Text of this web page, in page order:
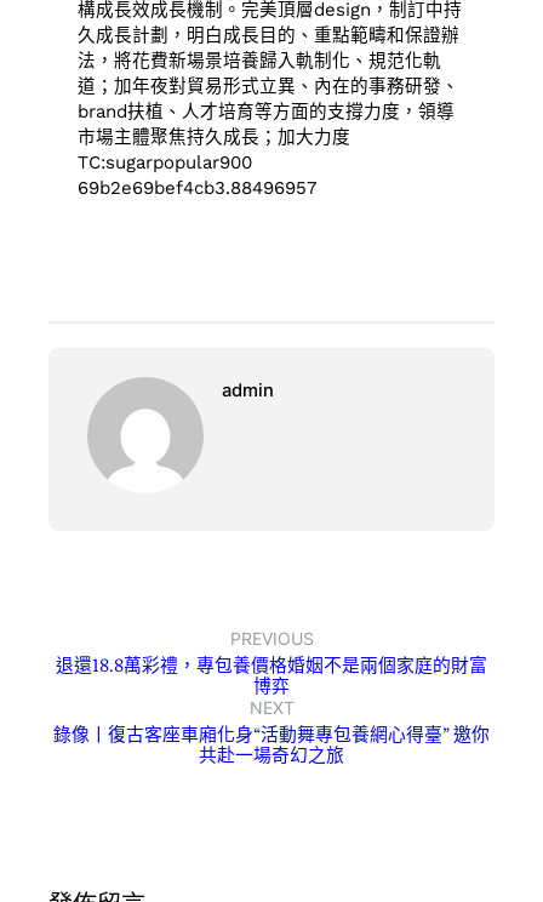
構成長效成長機制。完美頂層design，制訂中持
久成長計劃，明白成長目的、重點範疇和保證辦
法，將花費新場景培養歸入軌制化、規范化軌
道；加年夜對貿易形式立異、內在的事務研發、
brand扶植、人才培育等方面的支撐力度，領導
市場主體聚焦持久成長；加大力度
TC:sugarpopular900
69b2e69bef4cb3.88496957
admin
PREVIOUS
退還18.8萬彩禮，專包養價格婚姻不是兩個家庭的財富
博弈
NEXT
錄像丨復古客座車廂化身“活動舞專包養網心得臺” 邀你
共赴一場奇幻之旅